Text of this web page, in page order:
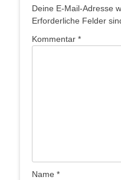
Deine E-Mail-Adresse
Erforderliche Felder
Kommentar *
Name *